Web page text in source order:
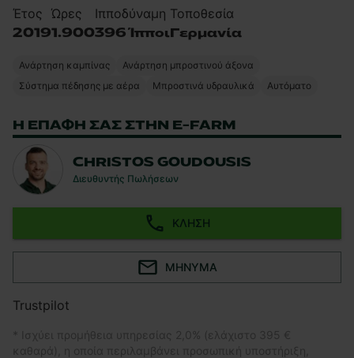
Έτος
2019
Ώρες
1.900
Ιπποδύναμη
396 Ίπποι
Τοποθεσία
Γερμανία
Ανάρτηση καμπίνας
Ανάρτηση μπροστινού άξονα
Σύστημα πέδησης με αέρα
Μπροστινά υδραυλικά Αυτόματο
Η ΕΠΑΦΉ ΣΑΣ ΣΤΗΝ E-FARM
CHRISTOS GOUDOUSIS
Διευθυντής Πωλήσεων
ΚΛΉΣΗ
ΜΉΝΥΜΑ
Trustpilot
* Ισχύει προμήθεια υπηρεσίας 2,0% (ελάχιστο 395 €
καθαρά), η οποία περιλαμβάνει προσωπική υποστήριξη,